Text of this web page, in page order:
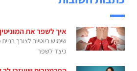
איך לשפר את
שימוש ביוטיוב לצורך
כיצד לשפר